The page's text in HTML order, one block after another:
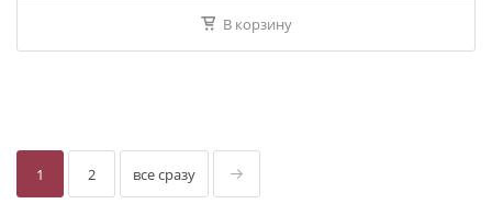
В корзину
1 2 все сразу